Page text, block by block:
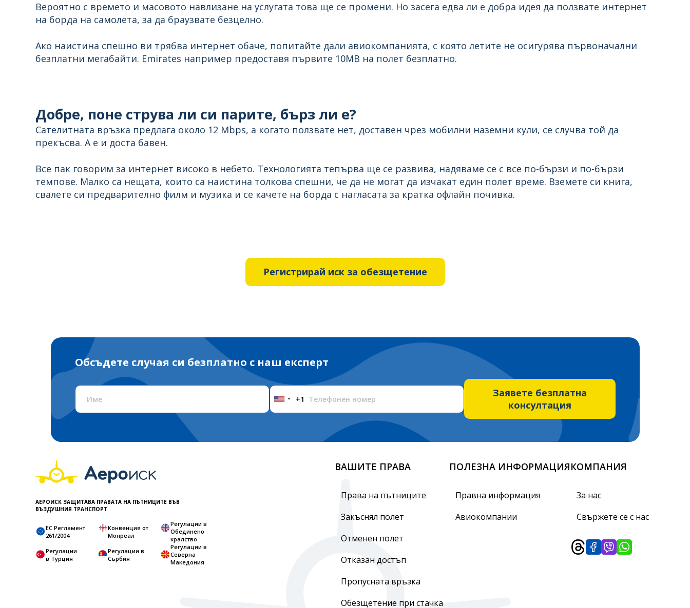
Вероятно с времето и масовото навлизане на услугата това ще се промени. Но засега едва ли е добра идея да ползвате интернет
на борда на самолета, за да браузвате безцелно.
Ако наистина спешно ви трябва интернет обаче, попитайте дали авиокомпанията, с която летите не осигурява първоначални
безплатни мегабайти. Emirates например предоставя първите 10MB на полет безплатно.
Добре, поне струва ли си парите, бърз ли е?
Сателитната връзка предлага около 12 Mbps, а когато ползвате нет, доставен чрез мобилни наземни кули, се случва той да
прекъсва. А е и доста бавен.
Все пак говорим за интернет високо в небето. Технологията тепърва ще се развива, надяваме се с все по-бързи и по-бързи
темпове. Малко са нещата, които са наистина толкова спешни, че да не могат да изчакат един полет време. Вземете си книга,
свалете си предварително филм и музика и се качете на борда с нагласата за кратка офлайн почивка.
Регистрирай иск за обезщетение
Обсъдете случая си безплатно с наш експерт
United
States
+1
Заявете безплатна
консултация
АЕРОИСК ЗАЩИТАВА ПРАВАТА НА ПЪТНИЦИТЕ ВЪВ
ВЪЗДУШНИЯ ТРАНСПОРТ
ЕС Регламент
261/2004
Конвенция от
Монреал
Регулации в
Обединено
кралство
Регулации
в Турция
Регулации в
Сърбия
Регулации в
Северна
Македония
ВАШИТЕ ПРАВА
Права на пътниците
Закъснял полет
Отменен полет
Отказан достъп
Пропусната връзка
Обезщетение при стачка
ПОЛЕЗНА ИНФОРМАЦИЯ
Правна информация
Авиокомпании
КОМПАНИЯ
За нас
Свържете се с нас